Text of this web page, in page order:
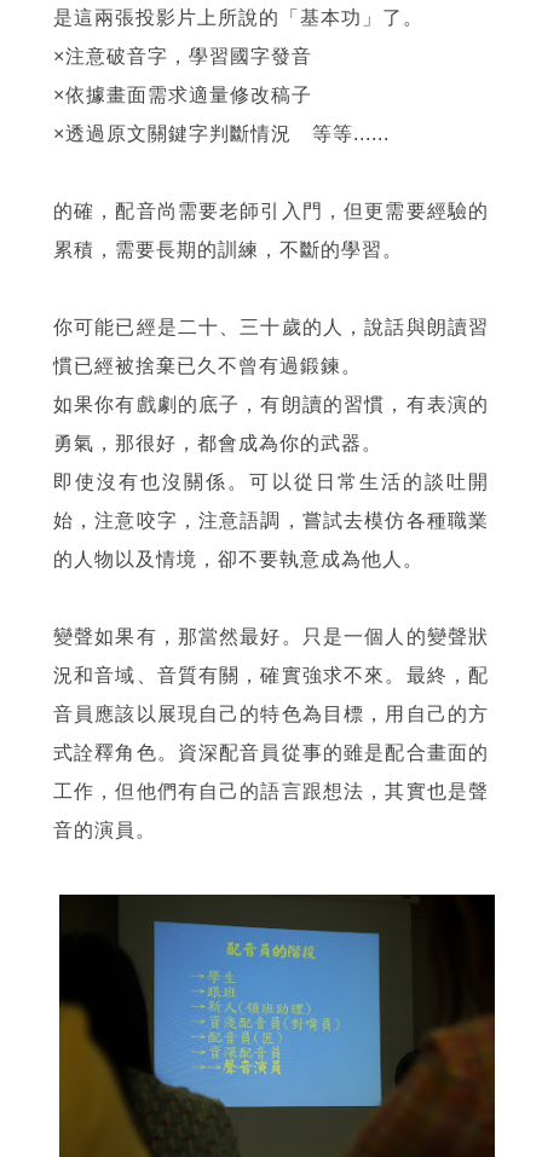
是這兩張投影片上所說的「基本功」了。
×注意破音字，學習國字發音
×依據畫面需求適量修改稿子
×透過原文關鍵字判斷情況 等等......
的確，配音尚需要老師引入門，但更需要經驗的
累積，需要長期的訓練，不斷的學習。
你可能已經是二十、三十歲的人，說話與朗讀習
慣已經被捨棄已久不曾有過鍛鍊。
如果你有戲劇的底子，有朗讀的習慣，有表演的
勇氣，那很好，都會成為你的武器。
即使沒有也沒關係。可以從日常生活的談吐開
始，注意咬字，注意語調，嘗試去模仿各種職業
的人物以及情境，卻不要執意成為他人。
變聲如果有，那當然最好。只是一個人的變聲狀
況和音域、音質有關，確實強求不來。最終，配
音員應該以展現自己的特色為目標，用自己的方
式詮釋角色。資深配音員從事的雖是配合畫面的
工作，但他們有自己的語言跟想法，其實也是聲
音的演員。